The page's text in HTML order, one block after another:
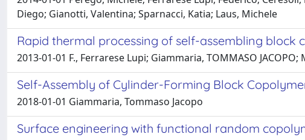
Diego; Gianotti, Valentina; Sparnacci, Katia; Laus, Michele
Rapid thermal processing of self-assembling block
2013-01-01 F., Ferrarese Lupi; Giammaria, TOMMASO
Self-Assembly of Cylinder-Forming Block
2018-01-01 Giammaria, Tommaso Jacopo
Surface engineering with functional random